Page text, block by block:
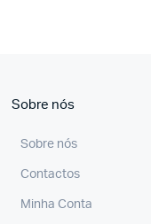
Sobre nós
Sobre nós
Contactos
Minha Conta